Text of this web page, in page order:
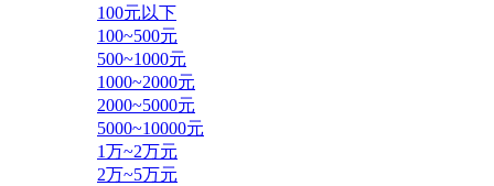
100元以下
100~500元
500~1000元
1000~2000元
2000~5000元
5000~10000元
1万~2万元
2万~5万元